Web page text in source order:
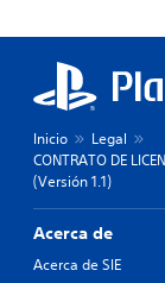
Inicio
Legal
CONTRATO DE
(Versión 1.1)
Acerca de
Acerca de SIE